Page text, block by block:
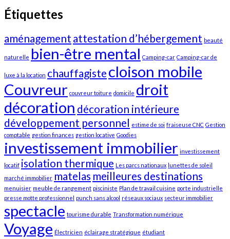
Étiquettes
aménagement attestation d’hébergement beauté
naturelle bien-être mental Camping-car Camping-car de
luxe à la location chauffagiste cloison mobile
Couvreur couvreur toiture domicile droit
décoration décoration intérieure
développement personnel estime de soi fraiseuse CNC Gestion
comptable gestion finances gestion locative Goodies
investissement immobilier investissement
locatif isolation thermique Les parcs nationaux lunettes de soleil
marché immobilier matelas meilleures destinations
menuisier meuble de rangement pisciniste Plan de travail cuisine porte industrielle
presse motte professionnel punch sans alcool réseaux sociaux secteur immobilier
spectacle tourisme durable Transformation numérique
Voyage Électricien éclairage stratégique étudiant